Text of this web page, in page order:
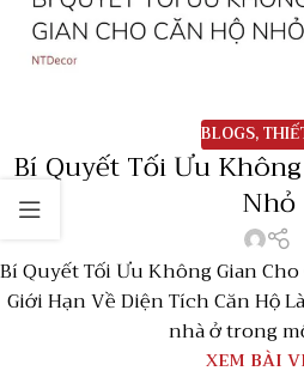
BLOGS,
Bí Quyết Tối Ưu
Nhỏ
Bí Quyết Tối Ưu Không Gian
Giới Hạn Về Diện Tích Căn Hộ
nhà ở trong
XEM BÀI